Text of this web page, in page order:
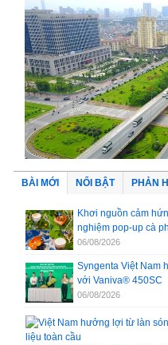
BÀI MỚI NỔI BẬT PHẢN
Khơi nguồn cảm
nghiệm pop-up cà
06/08/2026
Syngenta Việt Nam
với Vaniva® 450SC
06/08/2026